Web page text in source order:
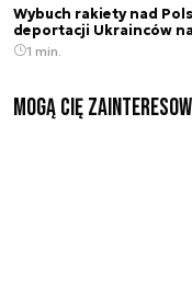
Wybuch rakiety nad
deportacji Ukrainców
1 min.
Mogą Cię